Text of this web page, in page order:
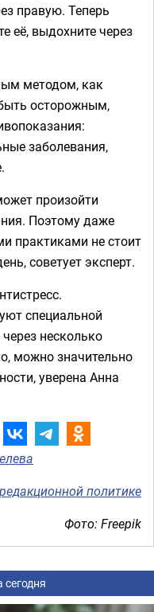
правую. Теперь
её, выдохните через
методом, как
осторожным,
заболевания,
произойти
Поэтому даже
практиками не стоит
советует эксперт.
специальной
несколько
можно значительно
уверена Анна
редакционной политике
Фото: Freepik
сегодня